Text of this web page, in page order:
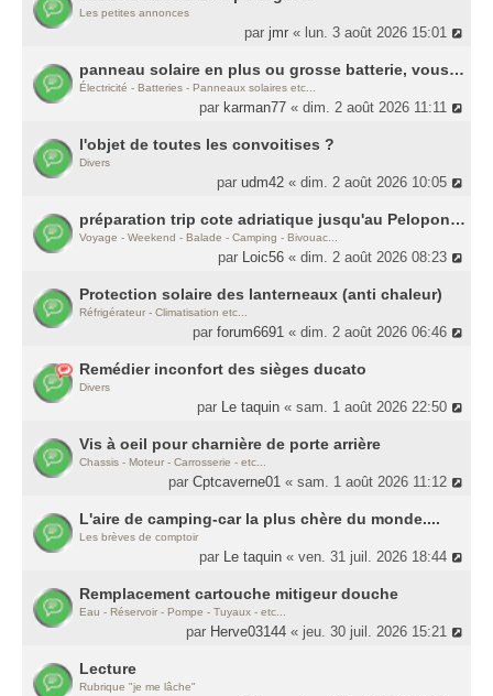
Les petites annonces
par jmr « lun. 3 août 2026 15:01
panneau solaire en plus ou grosse batterie, vous mettriez le budget où ?
Électricité - Batteries - Panneaux solaires etc...
par karman77 « dim. 2 août 2026 11:11
l'objet de toutes les convoitises ?
Divers
parudm42 « dim. 2 août 2026 10:05
préparation trip cote adriatique jusqu'au Peloponèse
Voyage - Weekend - Balade - Camping - Bivouac...
par Loic56 « dim. 2 août 2026 08:23
Protection solaire des lanterneaux (anti chaleur)
Réfrigérateur - Climatisation etc...
parforum6691 « dim. 2 août 2026 06:46
Remédier inconfort des sièges ducato
Divers
par Le taquin « sam. 1 août 2026 22:50
Vis à oeil pour charnière de porte arrière
Chassis - Moteur - Carrosserie - etc...
parCptcaverne01 « sam. 1 août 2026 11:12
L'aire de camping-car la plus chère du monde....
Les brèves de comptoir
par Le taquin « ven. 31 juil. 2026 18:44
Remplacement cartouche mitigeur douche
Eau - Réservoir - Pompe - Tuyaux - etc...
par Herve03144 « jeu. 30 juil. 2026 15:21
Lecture
Rubrique "je me lâche"